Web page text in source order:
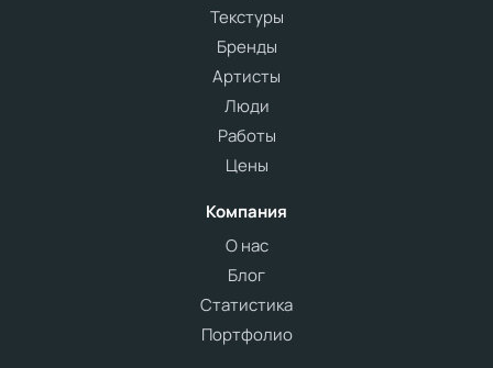
Текстуры
Бренды
Артисты
Люди
Работы
Цены
Компания
О нас
Блог
Статистика
Портфолио